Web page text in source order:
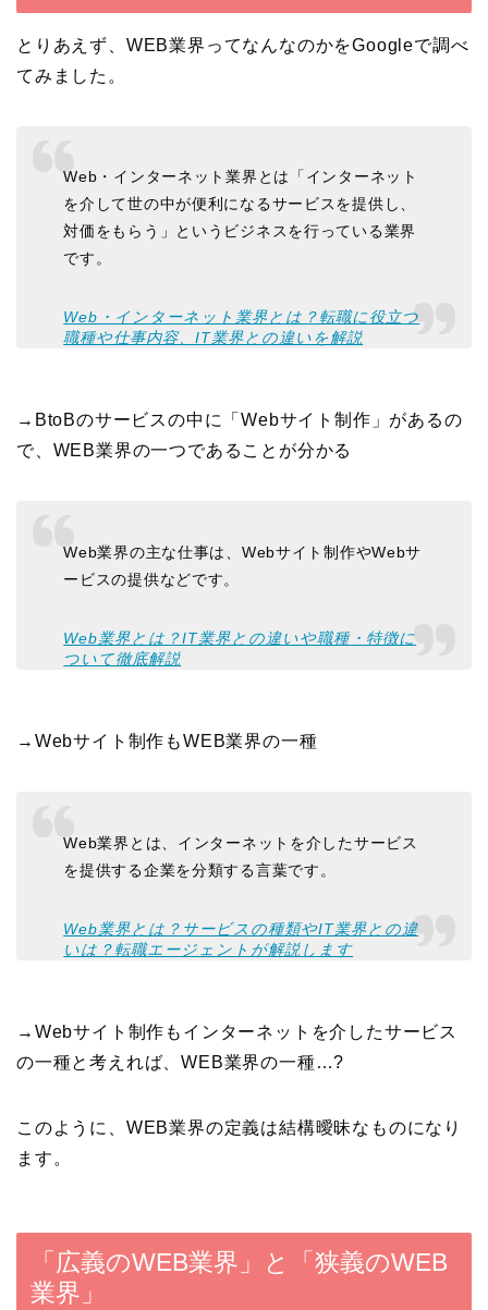
とりあえず、WEB業界ってなんなのかをGoogleで調べ
てみました。
Web・インターネット業界とは「インターネット
を介して世の中が便利になるサービスを提供し、
対価をもらう」というビジネスを行っている業界
です。
Web・インターネット業界とは？転職に役立つ
職種や仕事内容、IT業界との違いを解説
→BtoBのサービスの中に「Webサイト制作」があるの
で、WEB業界の一つであることが分かる
Web業界の主な仕事は、Webサイト制作やWebサ
ービスの提供などです。
Web業界とは？IT業界との違いや職種・特徴に
ついて徹底解説
→Webサイト制作もWEB業界の一種
Web業界とは、インターネットを介したサービス
を提供する企業を分類する言葉です。
Web業界とは？サービスの種類やIT業界との違
いは？転職エージェントが解説します
→Webサイト制作もインターネットを介したサービス
の一種と考えれば、WEB業界の一種…?
このように、WEB業界の定義は結構曖昧なものになり
ます。
「広義のWEB業界」と「狭義のWEB
業界」